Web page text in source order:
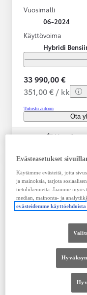
Vuosimalli
06-2024
Käyttövoima
Hybridi
33 990,00 €
351,00 € / kk
Tutustu autoon
Ota
Vertaile
Toyota C-HR
Evästeasetukset
Käytämme evästeitä, jotta
ja mainoksia, tarjota
tietoliikennettä. Jaamme myös
median, mainonta- ja
evästeidemme käyttöehdoista